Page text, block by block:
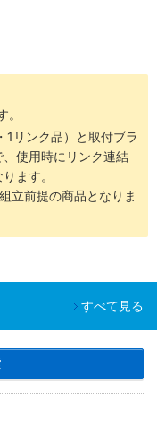
1リンク品）と取付ブラ
使用時にリンク連結
ます。
立前提の商品となりま
すべて見る